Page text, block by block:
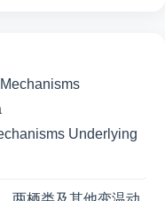
Underlying